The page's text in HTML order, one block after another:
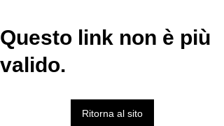
Questo link non è più
valido.
Ritorna al sito